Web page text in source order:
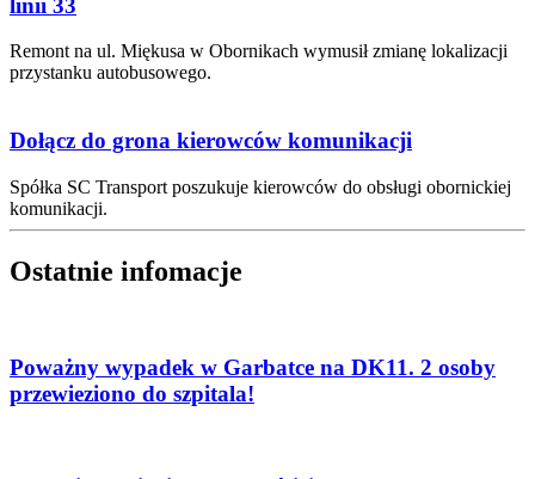
Remont na ul. Miękusa w Obornikach wymusił zmianę lokalizacji
przystanku autobusowego.
Dołącz do grona kierowców komunikacji
Spółka SC Transport poszukuje kierowców do obsługi obornickiej
komunikacji.
Ostatnie infomacje
Poważny wypadek w Garbatce na DK11. 2 osoby
przewieziono do szpitala!